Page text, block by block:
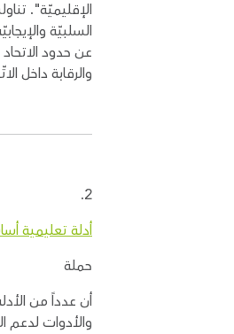
السلبيّة
والرقابة داخل
2.
أدلة تعليمية
حملة
أن عدداً من
والأدوات